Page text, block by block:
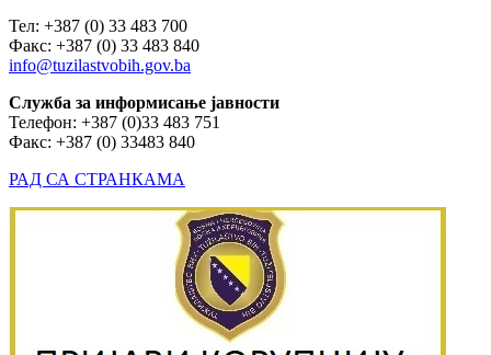
Тел: +387 (0) 33 483 700
Факс: +387 (0) 33 483 840
info@tuzilastvobih.gov.ba
Служба за информисање јавности
Телефон: +387 (0)33 483 751
Факс: +387 (0) 33483 840
РАД СА СТРАНКАМА